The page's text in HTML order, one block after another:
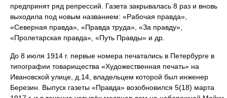
предпринят ряд репрессий. Газета закрывалась 8 раз и вновь
выходила под новым названием: «Рабочая правда»,
«Северная правда», «Правда труда», «За правду»,
«Пролетарская правда», «Путь Правды» и др.
До 8 июля 1914 г. первые номера печатались в Петербурге в
типографии товарищества «Художественная печать» на
Ивановской улице, д.14, владельцем которой был инженер
Березин. Выпуск газеты «Правда» возобновился 5(18) марта